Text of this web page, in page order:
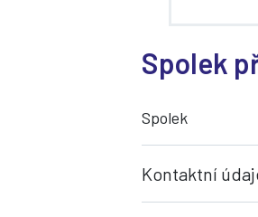
Spolek
Spolek
Kontaktní